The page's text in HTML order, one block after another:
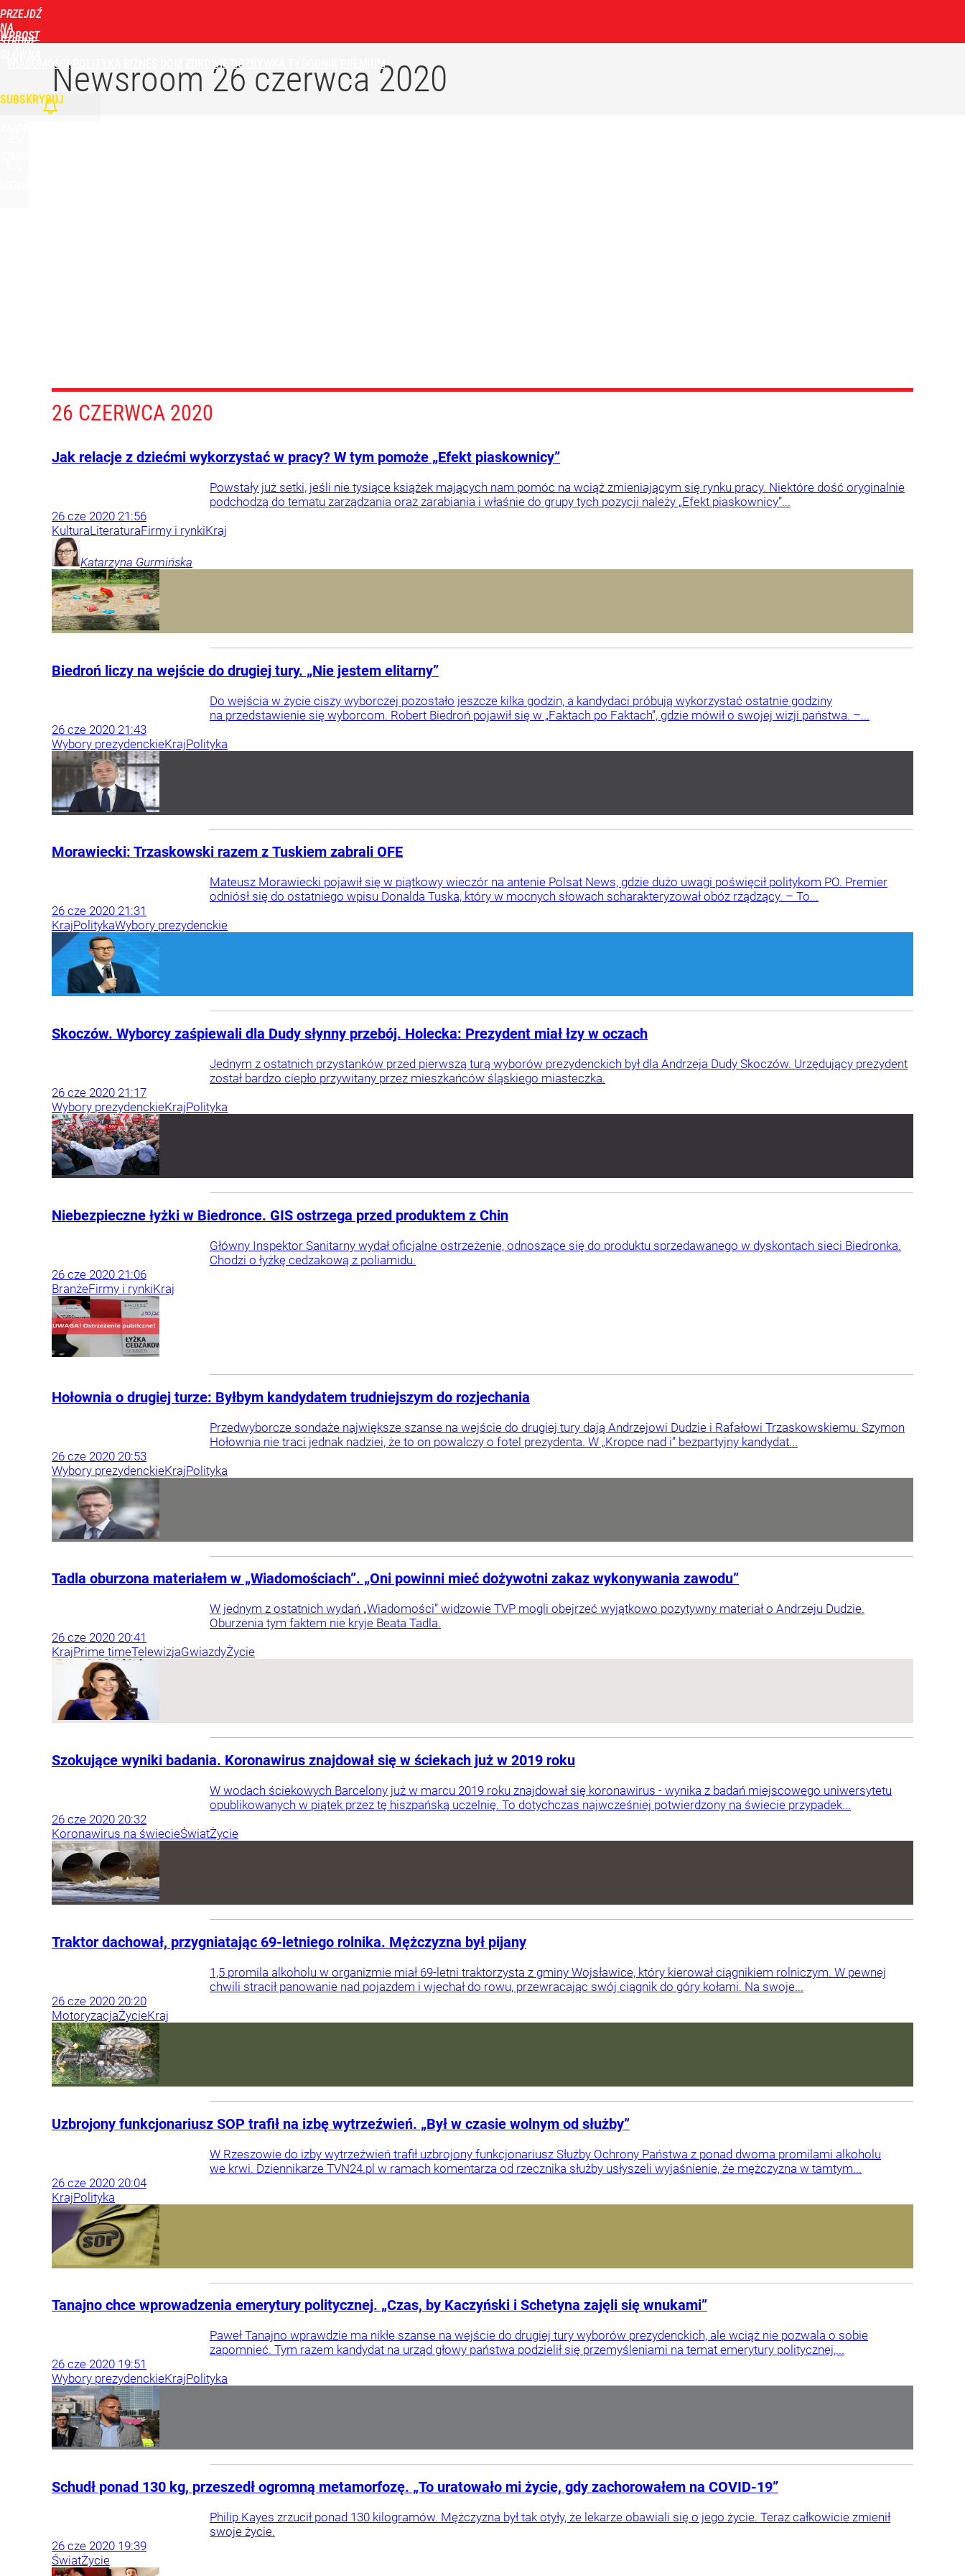
PRZEJDŹ
NA
STRONĘ
WPROST
WIADOMOŚCI ZDROWIE ROZRYWKA PREMIUM
SUBSKRYBUJNewsroom 26 czerwca 2020
26 CZERWCA 2020
Jak relacje z dziećmi wykorzystać w pracy? W tym pomoże „Efekt piaskownicy”
Powstały już setki, jeśli nie tysiące książek mających nam pomóc na wciąż zmieniającym się rynku pracy. Niektóre dość oryginalnie
podchodzą do tematu zarządzania oraz zarabiania i właśnie do grupy tych pozycji należy „Efekt piaskownicy”...
26 cze 2020 21:56
KulturaLiteraturaFirmy i rynkiKraj
Katarzyna Gurmińska
Biedroń liczy na wejście do drugiej tury. „Nie jestem elitarny”
Do wejścia w życie ciszy wyborczej pozostało jeszcze kilka godzin, a kandydaci próbują wykorzystać ostatnie godziny
na przedstawienie się wyborcom. Robert Biedroń pojawił się w „Faktach po Faktach”, gdzie mówił o swojej wizji państwa. –...
26 cze 2020 21:43
Wybory prezydenckieKrajPolityka
Morawiecki: Trzaskowski razem z Tuskiem zabrali OFE
Mateusz Morawiecki pojawił się w piątkowy wieczór na antenie Polsat News, gdzie dużo uwagi poświęcił politykom PO. Premier
odniósł się do ostatniego wpisu Donalda Tuska, który w mocnych słowach scharakteryzował obóz rządzący. – To...
26 cze 2020 21:31
KrajPolitykaWybory prezydenckie
Skoczów. Wyborcy zaśpiewali dla Dudy słynny przebój. Holecka: Prezydent miał łzy w oczach
Jednym z ostatnich przystanków przed pierwszą turą wyborów prezydenckich był dla Andrzeja Dudy Skoczów. Urzędujący prezydent
został bardzo ciepło przywitany przez mieszkańców śląskiego miasteczka.
26 cze 2020 21:17
Wybory prezydenckieKrajPolityka
Niebezpieczne łyżki w Biedronce. GIS ostrzega przed produktem z Chin
Główny Inspektor Sanitarny wydał oficjalne ostrzeżenie, odnoszące się do produktu sprzedawanego w dyskontach sieci Biedronka.
Chodzi o łyżkę cedzakową z poliamidu.
26 cze 2020 21:06
BranżeFirmy i rynkiKraj
Hołownia o drugiej turze: Byłbym kandydatem trudniejszym do rozjechania
Przedwyborcze sondaże największe szanse na wejście do drugiej tury dają Andrzejowi Dudzie i Rafałowi Trzaskowskiemu. Szymon
Hołownia nie traci jednak nadziei, że to on powalczy o fotel prezydenta. W „Kropce nad i” bezpartyjny kandydat...
26 cze 2020 20:53
Wybory prezydenckieKrajPolityka
Tadla oburzona materiałem w „Wiadomościach”. „Oni powinni mieć dożywotni zakaz wykonywania zawodu”
W jednym z ostatnich wydań „Wiadomości” widzowie TVP mogli obejrzeć wyjątkowo pozytywny materiał o Andrzeju Dudzie.
Oburzenia tym faktem nie kryje Beata Tadla.
26 cze 2020 20:41
KrajPrime timeTelewizjaGwiazdyŻycie
Szokujące wyniki badania. Koronawirus znajdował się w ściekach już w 2019 roku
W wodach ściekowych Barcelony już w marcu 2019 roku znajdował się koronawirus - wynika z badań miejscowego uniwersytetu
opublikowanych w piątek przez tę hiszpańską uczelnię. To dotychczas najwcześniej potwierdzony na świecie przypadek...
26 cze 2020 20:32
Koronawirus na świecieŚwiatŻycie
Traktor dachował, przygniatając 69-letniego rolnika. Mężczyzna był pijany
1,5 promila alkoholu w organizmie miał 69-letni traktorzysta z gminy Wojsławice, który kierował ciągnikiem rolniczym. W pewnej
chwili stracił panowanie nad pojazdem i wjechał do rowu, przewracając swój ciągnik do góry kołami. Na swoje...
26 cze 2020 20:20
MotoryzacjaŻycieKraj
Uzbrojony funkcjonariusz SOP trafił na izbę wytrzeźwień. „Był w czasie wolnym od służby”
W Rzeszowie do izby wytrzeźwień trafił uzbrojony funkcjonariusz Służby Ochrony Państwa z ponad dwoma promilami alkoholu
we krwi. Dziennikarze TVN24.pl w ramach komentarza od rzecznika służby usłyszeli wyjaśnienie, że mężczyzna w tamtym...
26 cze 2020 20:04
KrajPolityka
Tanajno chce wprowadzenia emerytury politycznej. „Czas, by Kaczyński i Schetyna zajęli się wnukami”
Paweł Tanajno wprawdzie ma nikłe szanse na wejście do drugiej tury wyborów prezydenckich, ale wciąż nie pozwala o sobie
zapomnieć. Tym razem kandydat na urząd głowy państwa podzielił się przemyśleniami na temat emerytury politycznej,...
26 cze 2020 19:51
Wybory prezydenckieKrajPolityka
Schudł ponad 130 kg, przeszedł ogromną metamorfozę. „To uratowało mi życie, gdy zachorowałem na COVID-19”
Philip Kayes zrzucił ponad 130 kilogramów. Mężczyzna był tak otyły, że lekarze obawiali się o jego życie. Teraz całkowicie zmienił
swoje życie.
26 cze 2020 19:39
ŚwiatŻycie